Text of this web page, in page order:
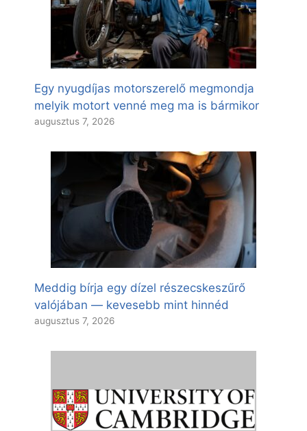
Egy nyugdíjas motorszerelő megmondja
melyik motort venné meg ma is bármikor
augusztus 7, 2026
Meddig bírja egy dízel részecskeszűrő
valójában — kevesebb mint hinnéd
augusztus 7, 2026